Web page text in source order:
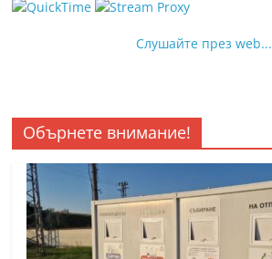
Слушайте през web...
Обърнете внимание!